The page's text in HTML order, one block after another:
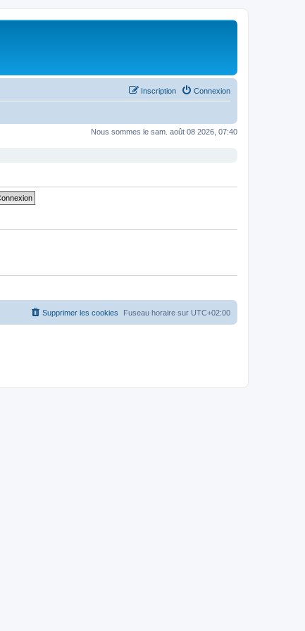
Connexion
Inscription
Nous sommes le sam. août 08 2026, 07:40
Fuseau horaire sur UTC+02:00
Supprimer les cookies